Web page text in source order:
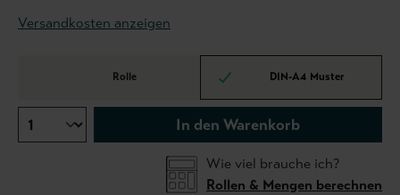
Versandkosten anzeigen
Rolle DIN-A4 Muster
In den Warenkorb
Wie viel brauche ich?
Rollen & Mengen berechnen